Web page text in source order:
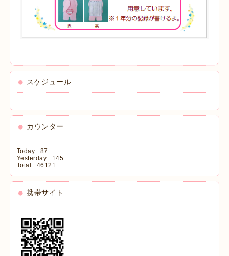
スケジュール
カウンター
Today : 87
Yesterday : 145
Total : 46121
携帯サイト